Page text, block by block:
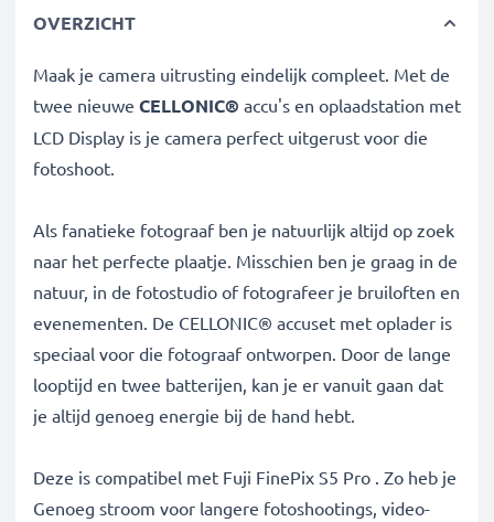
OVERZICHT
Maak je camera uitrusting eindelijk compleet. Met de
twee nieuwe CELLONIC® accu's en oplaadstation met
LCD Display is je camera perfect uitgerust voor die
fotoshoot.
Als fanatieke fotograaf ben je natuurlijk altijd op zoek
naar het perfecte plaatje. Misschien ben je graag in de
natuur, in de fotostudio of fotografeer je bruiloften en
evenementen. De CELLONIC® accuset met oplader is
speciaal voor die fotograaf ontworpen. Door de lange
looptijd en twee batterijen, kan je er vanuit gaan dat
je altijd genoeg energie bij de hand hebt.
Deze is compatibel met Fuji FinePix S5 Pro . Zo heb je
Genoeg stroom voor langere fotoshootings, video-